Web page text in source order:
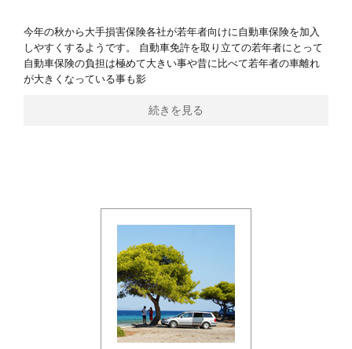
今年の秋から大手損害保険各社が若年者向けに自動車保険を加入
しやすくするようです。 自動車免許を取り立ての若年者にとって
自動車保険の負担は極めて大きい事や昔に比べて若年者の車離れ
が大きくなっている事も影
続きを見る